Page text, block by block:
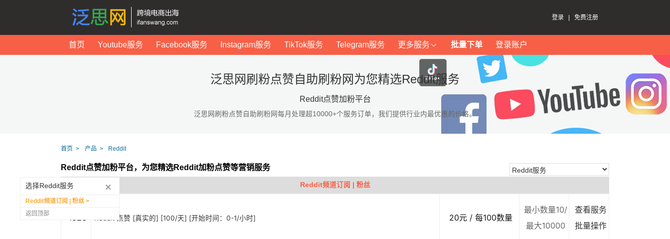
登录 免费注册
首页 Youtube服务 Facebook服务 Instagram服务 TikTok服务 Telegram服务 更多服务 批量下单 登录账户
泛思网刷粉点赞自助刷粉网为您精选Reddit服务
Reddit点赞加粉平台
泛思网刷粉点赞自助刷粉网每月处理超10000+个服务订单，我们提供行业内最优惠的价格。
首页 产品 Reddit
Reddit点赞加粉平台，为您精选Reddit加粉点赞等营销服务
Reddit频道订阅 | 粉丝
1323 Reddit 点赞 [真实的] [100/天] [开始时间：0-1/小时] 20元 / 每100数量
最小数量10/
最大10000
查看服务
批量操作
选择Reddit服务
Reddit频道订阅 | 粉丝
返回顶部